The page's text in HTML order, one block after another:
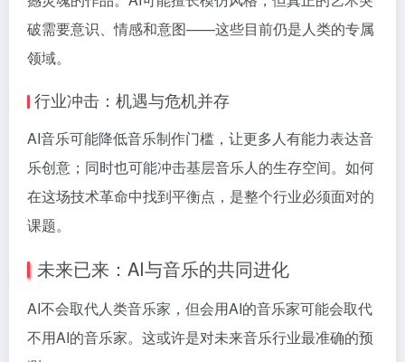
破需要意识、情感和意图——这些目前仍是人类的专属
领域。
行业冲击：机遇与危机并存
AI音乐可能降低音乐制作门槛，让更多人有能力表达音
乐创意；同时也可能冲击基层音乐人的生存空间。如何
在这场技术革命中找到平衡点，是整个行业必须面对的
课题。
未来已来：AI与音乐的共同进化
AI不会取代人类音乐家，但会用AI的音乐家可能会取代
不用AI的音乐家。这或许是对未来音乐行业最准确的预